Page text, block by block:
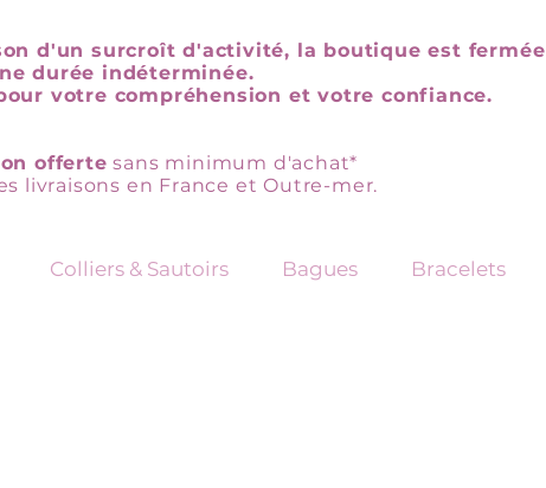
d'un surcroît d'activité, la boutique est fermée
durée indéterminée.
votre compréhension et votre confiance.
offerte sans minimum d'achat*
livraisons en France et Outre-mer.
Colliers & Sautoirs Bagues Bracelets